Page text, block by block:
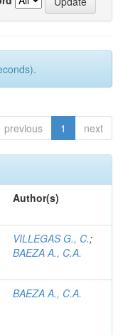
previous 1 next
Author(s)
VILLEGAS G., C.;
BAEZA A., C.A.
BAEZA A., C.A.